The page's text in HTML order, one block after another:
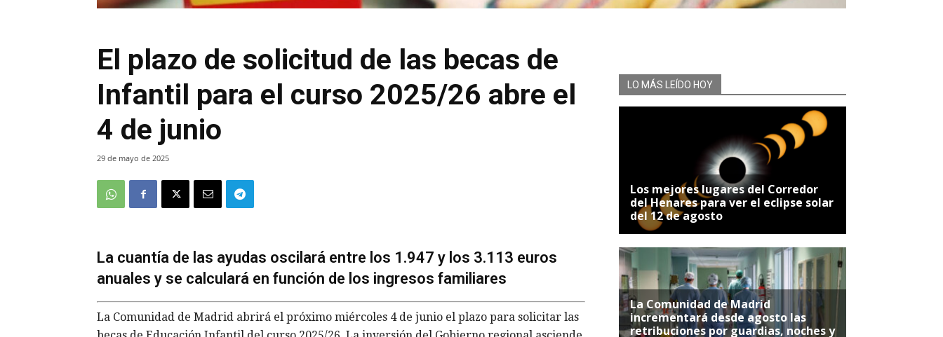
El plazo de solicitud de las becas de
Infantil para el curso 2025/26 abre el
4 de junio
29 de mayo de 2025
La cuantía de las ayudas oscilará entre los 1.947 y los 3.113 euros
anuales y se calculará en función de los ingresos familiares
La Comunidad de Madrid abrirá el próximo miércoles 4 de junio el plazo para solicitar las
LO MÁS LEÍDO HOY